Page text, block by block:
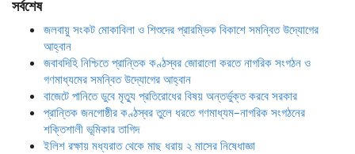
সর্বশেষ
জলবায়ু সংকট মোকাবিলা ও শিশুদের প্রারম্ভিক বিকাশে সমন্বিত উদ্যোগের
আহ্বান
জবাবদিহি নিশ্চিতে প্রান্তিক কণ্ঠস্বর জোরালো করতে নাগরিক সংগঠন ও
গণমাধ্যমের সমন্বিত উদ্যোগের আহ্বান
বাজেটে পানিতে ডুবে মৃত্যু প্রতিরোধের বিষয় অন্তর্ভুক্ত করবে সরকার
প্রান্তিক জনগোষ্ঠীর কণ্ঠস্বর তুলে ধরতে গণমাধ্যম–নাগরিক সংগঠনের
শক্তিশালী ভূমিকার তাগিদ
ইলিশ রক্ষায় মধ্যরাত থেকে মাছ ধরায় ২ মাসের নিষেধাজ্ঞা